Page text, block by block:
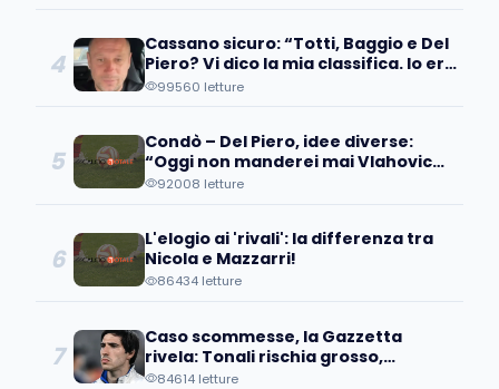
4
Cassano sicuro: “Totti, Baggio e Del
Piero? Vi dico la mia classifica. Io ero
avanti, ma…”
99560 letture
5
Condò – Del Piero, idee diverse:
“Oggi non manderei mai Vlahovic
davanti ai microfoni perché….”
92008 letture
6
L'elogio ai 'rivali': la differenza tra
Nicola e Mazzarri!
86434 letture
7
Caso scommesse, la Gazzetta
rivela: Tonali rischia grosso,
avrebbe scommesso...
84614 letture